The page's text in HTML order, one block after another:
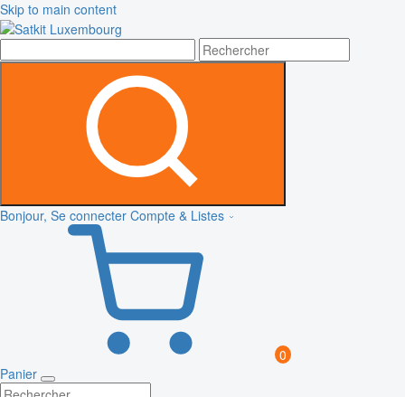
Skip to main content
Bonjour, Se connecter Compte & Listes
0
Panier